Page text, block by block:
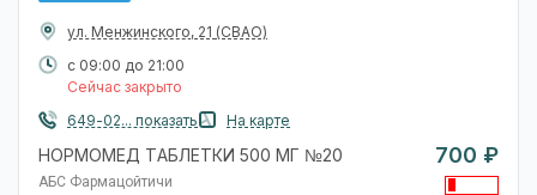
ул. Менжинского, 21 (СВАО)
с 09:00 до 21:00
Сейчас закрыто
649-02... показать
На карте
НОРМОМЕД ТАБЛЕТКИ 500 МГ №20
АБС Фармацойтичи
700 ₽